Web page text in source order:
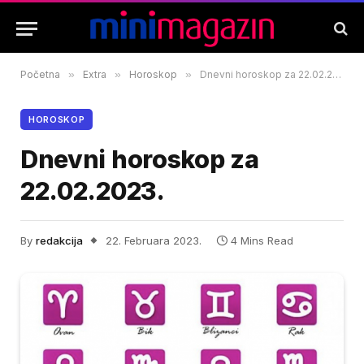
Početna » Extra » Horoskop » Dnevni horoskop za 22.02.2023.
HOROSKOP
Dnevni horoskop za
22.02.2023.
By redakcija 22. Februara 2023. 4 Mins Read